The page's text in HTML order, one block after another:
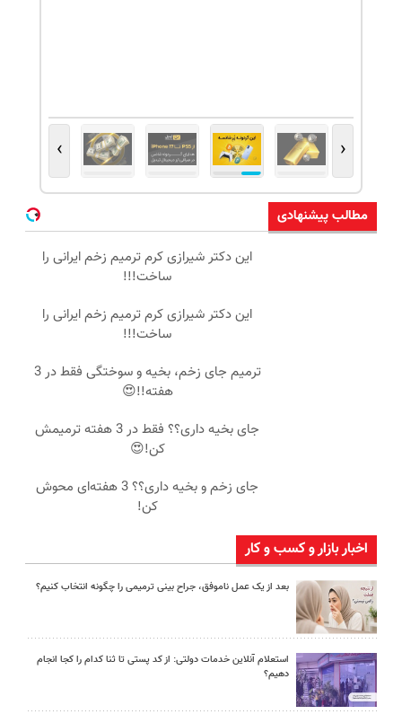
‹
›
مطالب پیشنهادی
این دکتر شیرازی کرم ترمیم زخم ایرانی را
ساخت!!!
این دکتر شیرازی کرم ترمیم زخم ایرانی را
ساخت!!!
ترمیم جای زخم، بخیه و سوختگی فقط در 3
هفته!!😍
جای بخیه داری؟؟ فقط در 3 هفته ترمیمش
کن!😍
جای زخم و بخیه داری؟؟ 3 هفته‌ای محوش
کن!
اخبار بازار و کسب و کار
بعد از یک عمل ناموفق، جراح بینی ترمیمی را چگونه انتخاب کنیم؟
استعلام آنلاین خدمات دولتی: از کد پستی تا ثنا کدام را کجا انجام
دهیم؟